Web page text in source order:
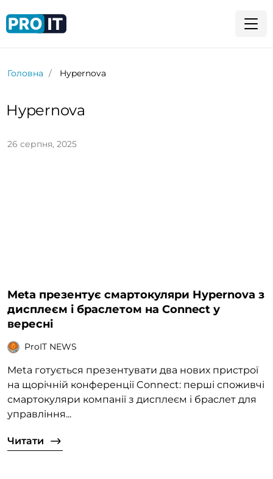
Головна Hypernova
Hypernova
26 серпня, 2025
Meta презентує смартокуляри Hypernova з
дисплеєм і браслетом на Connect у
вересні
ProIT NEWS
Meta готується презентувати два нових пристрої
на щорічній конференції Connect: перші споживчі
смартокуляри компанії з дисплеєм і браслет для
управління...
Читати